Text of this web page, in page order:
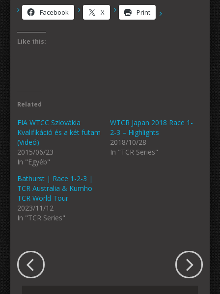
Facebook X Print
Like this:
Related
FIA WTCC Szlovákia
Kvalifikáció és a két futam
(Videó)
2015/06/23
In "Egyéb"
WTCR Japan 2018 Race 1-
2-3 – Highlights
2018/10/28
In "TCR Series"
Bathurst | Race 1-2-3 |
TCR Australia & Kumho
TCR World Tour
2023/11/12
In "TCR Series"